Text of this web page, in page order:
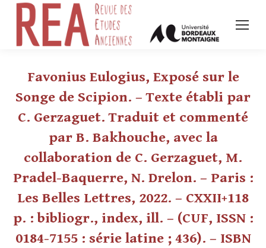
Favonius Eulogius, Exposé sur le
Songe de Scipion. – Texte établi par
C. Gerzaguet. Traduit et commenté
par B. Bakhouche, avec la
collaboration de C. Gerzaguet, M.
Pradel-Baquerre, N. Drelon. – Paris :
Les Belles Lettres, 2022. – CXXII+118
p. : bibliogr., index, ill. – (CUF, ISSN :
0184-7155 : série latine ; 436). – ISBN